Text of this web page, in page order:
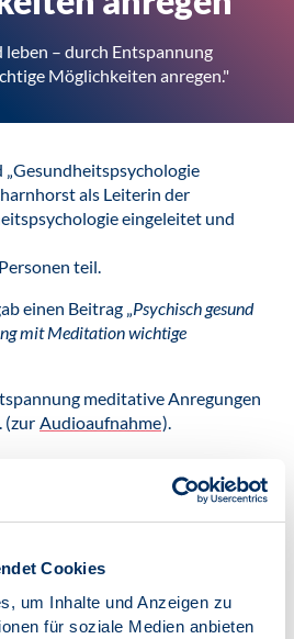
Cookies
um Inhalte und Anzeigen zu
für soziale Medien anbieten
leben – durch Entspannung
Möglichkeiten anregen."
als Leiterin der
eingeleitet und
teil.
einen Beitrag „Psychisch gesund
mit Meditation wichtige
meditative Anregungen
(zur Audioaufnahme).
die schriftiche Version der
mit den Ergebnissen zur